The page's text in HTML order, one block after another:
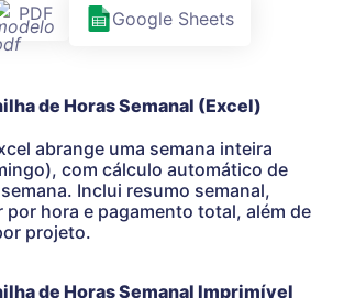
PDF Google Sheets
de Horas Semanal (Excel)
abrange uma semana inteira
com cálculo automático de
Inclui resumo semanal,
por hora e pagamento total, além de
projeto.
de Horas Semanal Imprimível